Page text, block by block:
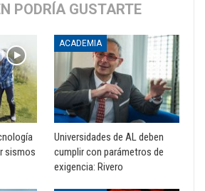
PODRÍA GUSTARTE
sismos
ACADEMIA
Universidades de AL deben
cumplir con parámetros de
exigencia: Rivero